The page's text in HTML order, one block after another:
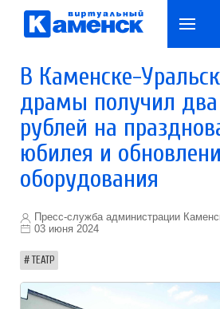
В Каменске-
драмы получил
рублей на
юбилея и
оборудования
Пресс-служба администрации
03 июня 2024
ТЕАТР